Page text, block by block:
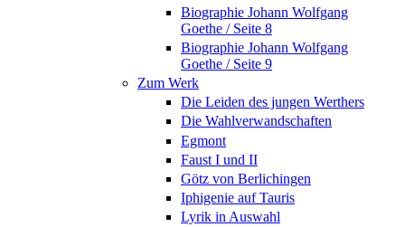
Biographie Johann Wolfgang
Goethe / Seite 8
Biographie Johann Wolfgang
Goethe / Seite 9
Zum Werk
Die Leiden des jungen Werthers
Die Wahlverwandschaften
Egmont
Faust I und II
Götz von Berlichingen
Iphigenie auf Tauris
Lyrik in Auswahl